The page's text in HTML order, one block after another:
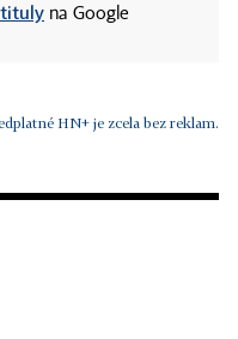
tituly na Google
HN+ je zcela bez reklam.